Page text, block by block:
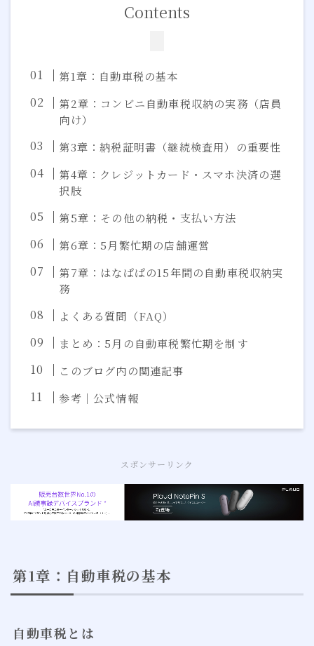
Contents
第1章：自動車税の基本
第2章：コンビニ自動車税収納の実務（店員
向け）
第3章：納税証明書（継続検査用）の重要性
第4章：クレジットカード・スマホ決済の選
択肢
第5章：その他の納税・支払い方法
第6章：5月繁忙期の店舗運営
第7章：はなぱぱの15年間の自動車税収納実
務
よくある質問（FAQ）
まとめ：5月の自動車税繁忙期を制す
このブログ内の関連記事
参考｜公式情報
スポンサーリンク
第1章：自動車税の基本
自動車税とは